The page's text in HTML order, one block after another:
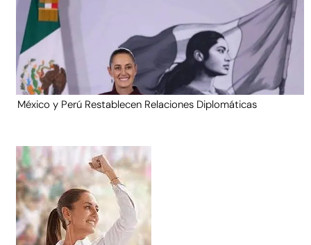
México y Perú Restablecen Relaciones Diplomáticas